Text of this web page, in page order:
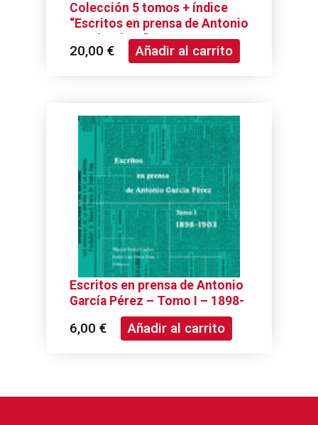
Colección 5 tomos + índice
“Escritos en prensa de Antonio
García Pérez”
20,00 € Añadir al carrito
Escritos en prensa de Antonio
García Pérez – Tomo I – 1898-
6,00 € Añadir al carrito